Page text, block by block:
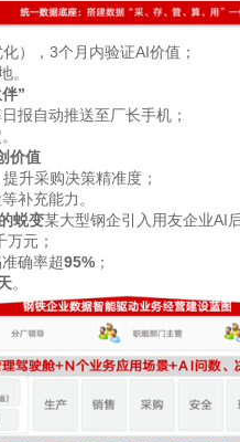
），3个月内验证AI价值；
。
”
报自动推送至厂长手机；
价值
升采购决策精准度；
补充能力。
蜕变某大型钢企引入用友企业AI
万元；
确率超95% ；
。